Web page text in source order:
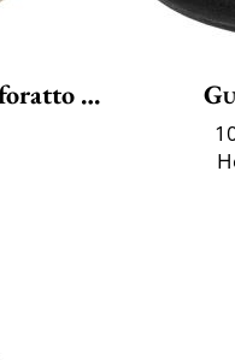
Belt